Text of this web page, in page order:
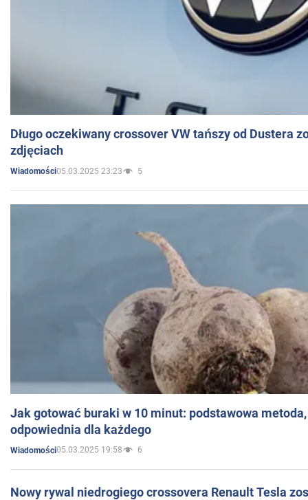
Długo oczekiwany crossover VW tańszy od Dustera
zdjęciach
Wiadomości05.03.2025 23:23 5
Jak gotować buraki w 10 minut: podstawowa
odpowiednia dla każdego
Wiadomości05.03.2025 19:58 6
Nowy rywal niedrogiego crossovera Renault Tesla